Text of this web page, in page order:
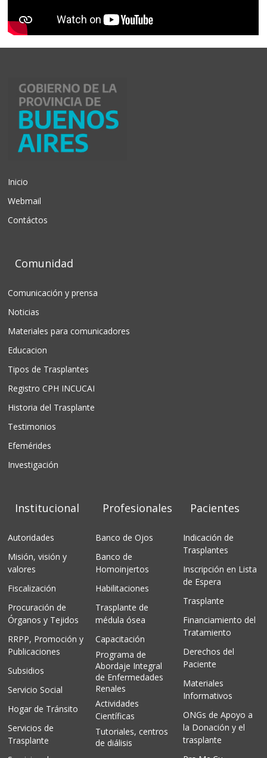
Inicio
Webmail
Contáctos
Comunidad
Comunicación y prensa
Noticias
Materiales para comunicadores
Educacion
Tipos de Trasplantes
Registro CPH INCUCAI
Historia del Trasplante
Testimonios
Efemérides
Investigación
Institucional
Autoridades
Misión, visión y
valores
Fiscalización
Procuración de
Órganos y Tejidos
RRPP, Promoción y
Publicaciones
Subsidios
Servicio Social
Hogar de Tránsito
Servicios de
Trasplante
Profesionales
Banco de Ojos
Banco de
Homoinjertos
Habilitaciones
Trasplante de
médula ósea
Capacitación
Programa de
Abordaje Integral
de Enfermedades
Renales
Actividades
Científicas
Tutoriales, centros
de diálisis
Pacientes
Indicación de
Trasplantes
Inscripción en Lista
de Espera
Trasplante
Financiamiento del
Tratamiento
Derechos del
Paciente
Materiales
Informativos
ONGs de Apoyo a
la Donación y el
trasplante